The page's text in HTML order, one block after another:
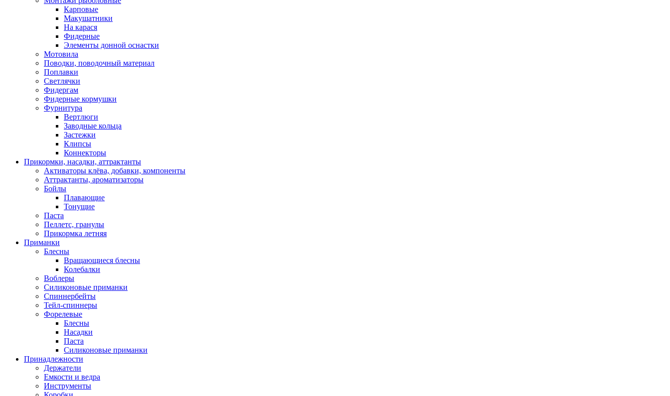
Карповые
Макушатники
На карася
Фидерные
Элементы донной оснастки
Мотовила
Поводки, поводочный материал
Поплавки
Светлячки
Фидергам
Фидерные кормушки
Фурнитура
Вертлюги
Заводные кольца
Застежки
Клипсы
Коннекторы
Прикормки, насадки, аттрактанты
Активаторы клёва, добавки, компоненты
Аттрактанты, ароматизаторы
Бойлы
Плавающие
Тонущие
Паста
Пеллетс, гранулы
Прикормка летняя
Приманки
Блесны
Вращающиеся блесны
Колебалки
Воблеры
Силиконовые приманки
Спиннербейты
Тейл-спиннеры
Форелевые
Блесны
Насадки
Паста
Силиконовые приманки
Принадлежности
Держатели
Емкости и ведра
Инструменты